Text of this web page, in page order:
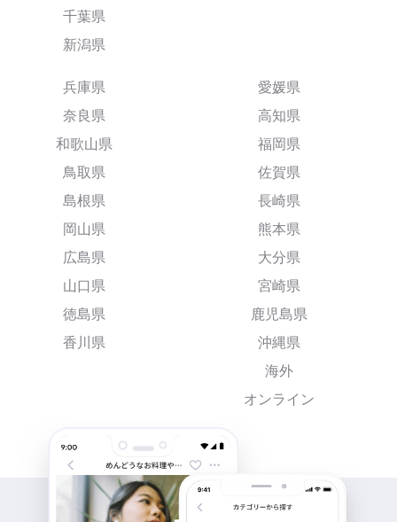
千葉県
新潟県
兵庫県
奈良県
和歌山県
鳥取県
島根県
岡山県
広島県
山口県
徳島県
香川県
愛媛県
高知県
福岡県
佐賀県
長崎県
熊本県
大分県
宮崎県
鹿児島県
沖縄県
海外
オンライン